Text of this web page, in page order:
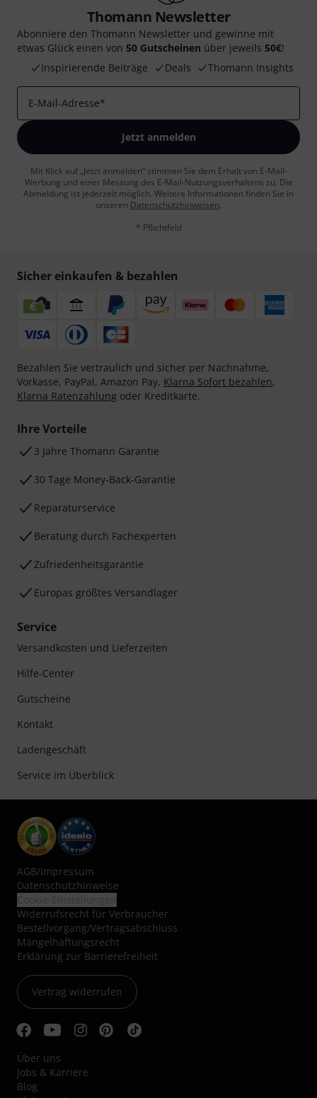
Thomann Newsletter
Abonniere den Thomann Newsletter und gewinne mit
etwas Glück einen von 50 Gutscheinen über jeweils 50€!
Inspirierende Beiträge
Deals Thomann Insights
E-Mail-Adresse*
Jetzt anmelden
Mit Klick auf „Jetzt anmelden“ stimmen Sie dem Erhalt von E-Mail-
Werbung und einer Messung des E-Mail-Nutzungsverhaltens zu. Die
Abmeldung ist jederzeit möglich. Weitere Informationen finden Sie in
unseren Datenschutzhinweisen.
* Pflichtfeld
Sicher einkaufen & bezahlen
Bezahlen Sie vertraulich und sicher per Nachnahme,
Vorkasse, PayPal, Amazon Pay, Klarna Sofort bezahlen,
Klarna Ratenzahlung oder Kreditkarte.
Ihre Vorteile
3 Jahre Thomann Garantie
30 Tage Money-Back-Garantie
Reparaturservice
Beratung durch Fachexperten
Zufriedenheitsgarantie
Europas größtes Versandlager
Service
Versandkosten und Lieferzeiten
Hilfe-Center
Gutscheine
Kontakt
Ladengeschäft
Service im Überblick
AGB/Impressum
Datenschutzhinweise
Widerrufsrecht für Verbraucher
Bestellvorgang/Vertragsabschluss
Mängelhaftungsrecht
Erklärung zur Barrierefreiheit
Vertrag widerrufen
Über uns
Jobs & Karriere
Blog